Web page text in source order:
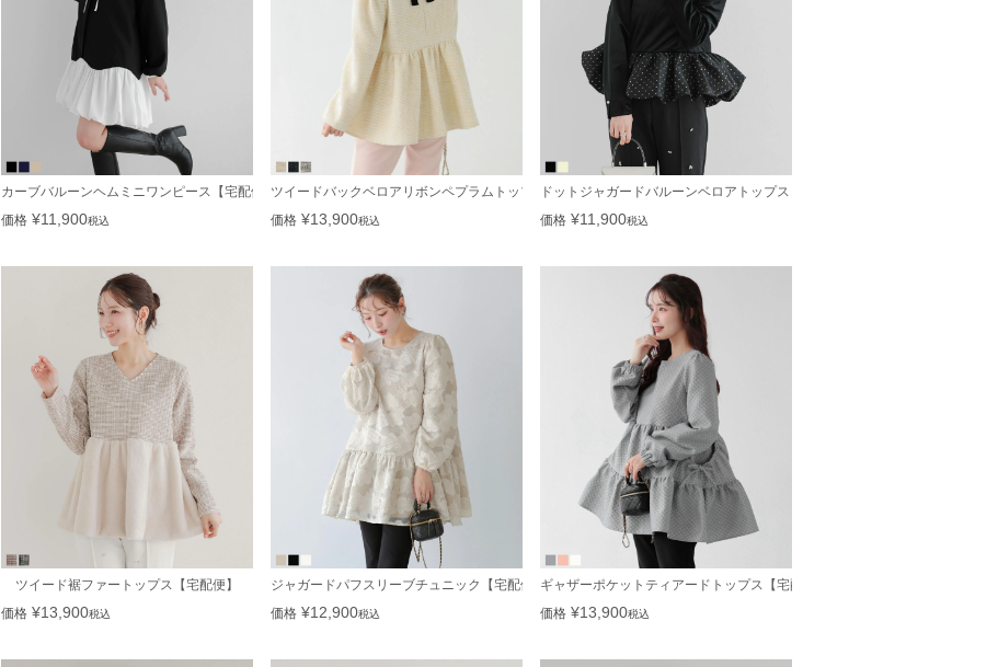
カーブバルーンヘムミニワンピース【宅配便】
価格 ¥11,900税込
ツイードバックベロアリボンペプラムトップス【宅配便】
価格 ¥13,900税込
ドットジャガードバルーンベロアトップス【宅配便】
価格 ¥11,900税込
ツイード裾ファートップス【宅配便】
価格 ¥13,900税込
ジャガードパフスリーブチュニック【宅配便】
価格 ¥12,900税込
ギャザーポケットティアードトップス【宅配便】
価格 ¥13,900税込